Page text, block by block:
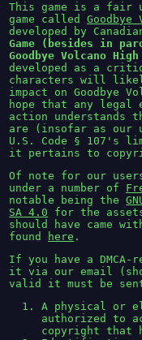
This game is a fair
game calledGoodbye
developed by
Game (besides in
Goodbye Volcano High
developed as a
characters will
impact on Goodbye
hope that any legal
action understands
are (insofar as our
U.S. Code § 107's
it pertains to
Of note for our
under a number of
notable being the
SA 4.0 for the
should have came
found
here .
If you have a
it via our email
valid it must be
A physical or
authorized to
copyright that